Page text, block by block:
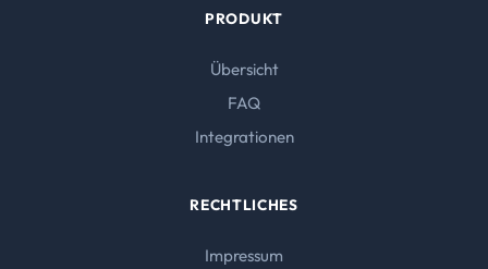
PRODUKT
Übersicht
FAQ
Integrationen
RECHTLICHES
Impressum